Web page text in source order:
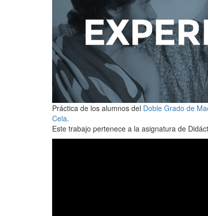
Práctica de los alumnos del Doble Grado de
Cela.
Este trabajo pertenece a la asignatura de